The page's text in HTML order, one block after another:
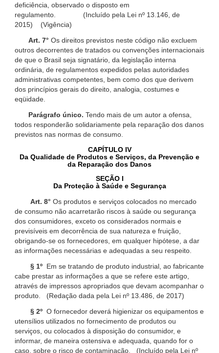
deficiência, observado o disposto em
regulamento. (Incluído pela Lei nº 13.146, de
2015) (Vigência)
Art. 7° Os direitos previstos neste código não excluem
outros decorrentes de tratados ou convenções internacionais
de que o Brasil seja signatário, da legislação interna
ordinária, de regulamentos expedidos pelas autoridades
administrativas competentes, bem como dos que derivem
dos princípios gerais do direito, analogia, costumes e
eqüidade.
Parágrafo único. Tendo mais de um autor a ofensa,
todos responderão solidariamente pela reparação dos danos
previstos nas normas de consumo.
CAPÍTULO IV
Da Qualidade de Produtos e Serviços, da Prevenção e
da Reparação dos Danos
SEÇÃO I
Da Proteção à Saúde e Segurança
Art. 8° Os produtos e serviços colocados no mercado
de consumo não acarretarão riscos à saúde ou segurança
dos consumidores, exceto os considerados normais e
previsíveis em decorrência de sua natureza e fruição,
obrigando-se os fornecedores, em qualquer hipótese, a dar
as informações necessárias e adequadas a seu respeito.
§ 1º Em se tratando de produto industrial, ao fabricante
cabe prestar as informações a que se refere este artigo,
através de impressos apropriados que devam acompanhar o
produto. (Redação dada pela Lei nº 13.486, de 2017)
§ 2º O fornecedor deverá higienizar os equipamentos e
utensílios utilizados no fornecimento de produtos ou
serviços, ou colocados à disposição do consumidor, e
informar, de maneira ostensiva e adequada, quando for o
caso, sobre o risco de contaminação. (Incluído pela Lei nº